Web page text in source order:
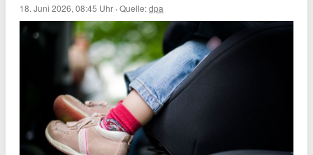
18. Juni 2026, 08:45 Uhr ·Quelle:dpa